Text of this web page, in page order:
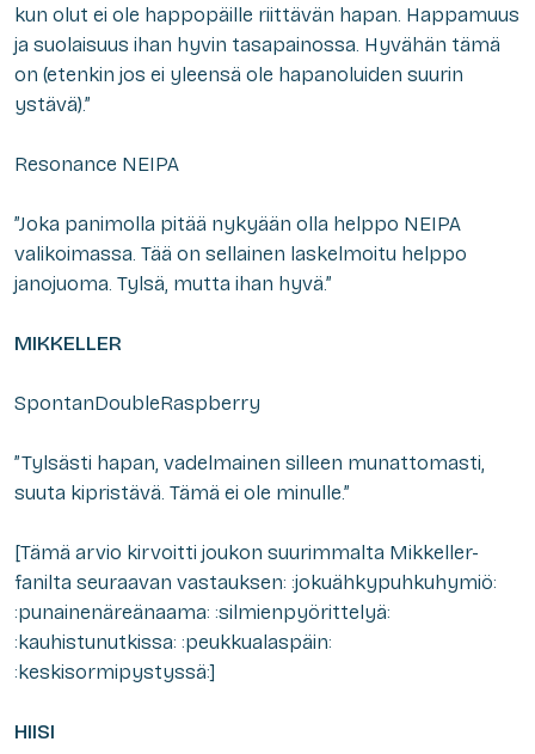
kun olut ei ole happopäille riittävän hapan. Happamuus
ja suolaisuus ihan hyvin tasapainossa. Hyvähän tämä
on (etenkin jos ei yleensä ole hapanoluiden suurin
ystävä).”
Resonance NEIPA
”Joka panimolla pitää nykyään olla helppo NEIPA
valikoimassa. Tää on sellainen laskelmoitu helppo
janojuoma. Tylsä, mutta ihan hyvä.”
MIKKELLER
SpontanDoubleRaspberry
”Tylsästi hapan, vadelmainen silleen munattomasti,
suuta kipristävä. Tämä ei ole minulle.”
[Tämä arvio kirvoitti joukon suurimmalta Mikkeller-
fanilta seuraavan vastauksen: :jokuähkypuhkuhymiö:
:punainenäreänaama: :silmienpyörittelyä:
:kauhistunutkissa: :peukkualaspäin:
:keskisormipystyssä:]
HIISI